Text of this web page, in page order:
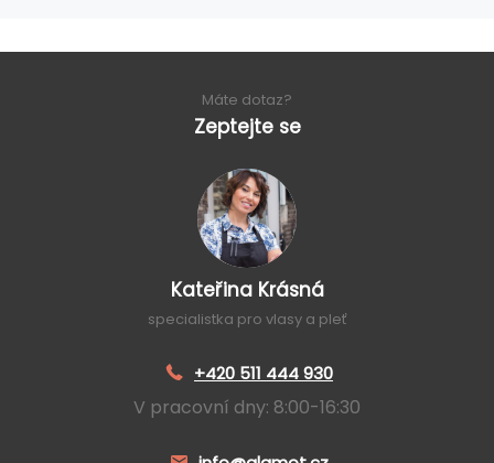
Máte dotaz?
Zeptejte se
Kateřina Krásná
specialistka pro vlasy a pleť
+420 511 444 930
V pracovní dny: 8:00-16:30